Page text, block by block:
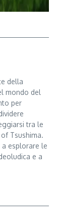
della
mondo del
per
tra le
Tsushima.
esplorare le
e a